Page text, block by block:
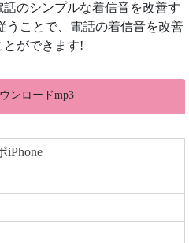
のシンプルな着信音を改善す
うことで、電話の着信音を改善
とができます!
ンロードmp3
iPhone